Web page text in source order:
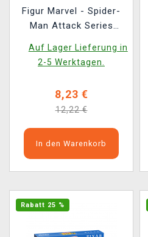
Figur Marvel - Spider-
Man Attack Series
(HeroBox)
Auf Lager Lieferung in
2-5 Werktagen.
8,23 €
12,22 €
In den Warenkorb
Rabatt 25 %